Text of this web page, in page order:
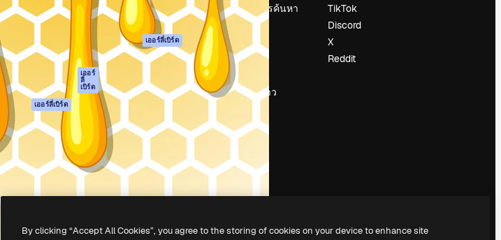
เครื่องมือสร้างวิดีโอ
ด้วย AI
เครื่องกำเนิดเสียง AI
สต็อกเนื้อหา
MCP สำหรับ
Claude/ChatGPT
เออร์
ลี่
เบิร์ด
Agents เออร์ลี่เบิร์ด
เอพีไอ
แอปมือถือ
เครื่องมือ Magnific
ทั้งหมด
นโยบายความเป็น
ส่วนตัว
ต้นฉบับ เออร์ลี่เบิร์ด
นโยบายคุกกี้
พันธมิตร
แนวโน้มการค้นหา
บล็อก
กิจกรรม
Slidesgo
ขายเนื้อหา
ห้องแถลงข่าว
magnific.ai
TikTok
Discord
X
Reddit
By clicking “Accept All Cookies”, you agree to the storing of cookies on your device to enhance site